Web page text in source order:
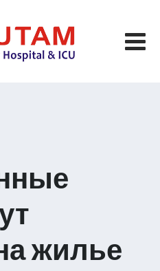
жилье